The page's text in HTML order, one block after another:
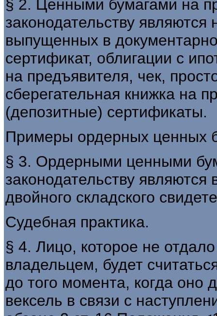
§ 2. Ценными бумагами на
законодательству
выпущенных в
сертификат, облигации с
на предъявителя, чек,
сберегательная книжка на
(депозитные) сертификаты.
Примеры ордерных ценных
§ 3. Ордерными ценными
законодательству являются
двойного складского
Судебная практика.
§ 4. Лицо, которое не
владельцем, будет
до того момента, когда оно
вексель в связи с